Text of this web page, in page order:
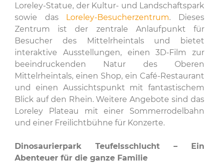
Loreley-Statue, der Kultur- und Landschaftspark
sowie das Loreley-Besucherzentrum. Dieses
Zentrum ist der zentrale Anlaufpunkt für
Besucher des Mittelrheintals und bietet
interaktive Ausstellungen, einen 3D-Film zur
beeindruckenden Natur des Oberen
Mittelrheintals, einen Shop, ein Café-Restaurant
und einen Aussichtspunkt mit fantastischem
Blick auf den Rhein. Weitere Angebote sind das
Loreley Plateau mit einer Sommerrodelbahn
und einer Freilichtbühne für Konzerte.
Dinosaurierpark Teufelsschlucht – Ein
Abenteuer für die ganze Familie